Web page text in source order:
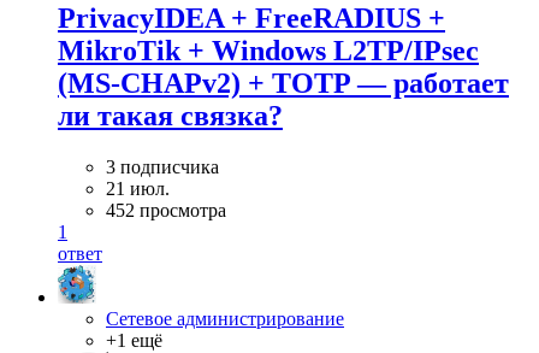
PrivacyIDEA + FreeRADIUS +
MikroTik + Windows L2TP/IPsec
(MS-CHAPv2) + TOTP — работает
ли такая связка?
3 подписчика
21 июл.
452 просмотра
1
ответ
Сетевое администрирование
+1 ещё